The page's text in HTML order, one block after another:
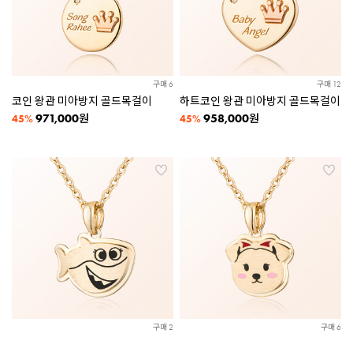
구매 6
코인 왕관 미아방지 골드목걸이
45% 971,000원
구매 12
하트코인 왕관 미아방지 골드목걸이
45% 958,000원
구매 2 구매 6